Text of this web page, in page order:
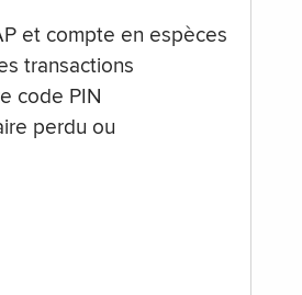
et compte en espèces
transactions
code PIN
perdu ou